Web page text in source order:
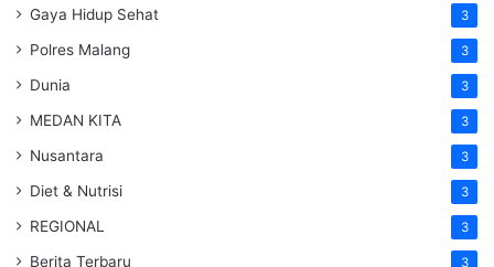
Gaya Hidup Sehat 3
Polres Malang 3
Dunia 3
MEDAN KITA 3
Nusantara 3
Diet & Nutrisi 3
REGIONAL 3
Berita Terbaru 3